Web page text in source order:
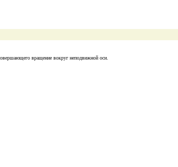
вращение вокруг неподвижной оси.